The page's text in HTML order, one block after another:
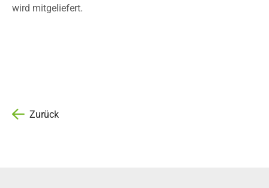
wird mitgeliefert.
Zurück